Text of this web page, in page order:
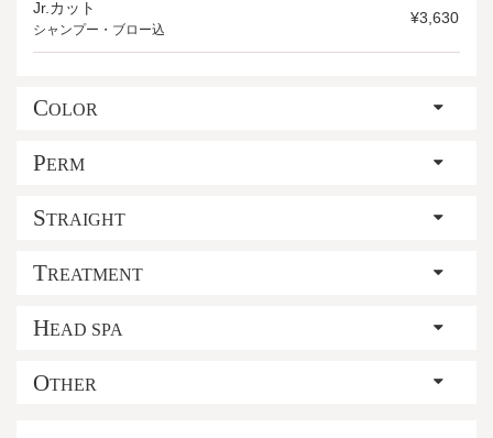
Jr.カット
シャンプー・ブロー込
¥3,630
COLOR
PERM
STRAIGHT
TREATMENT
HEAD SPA
OTHER